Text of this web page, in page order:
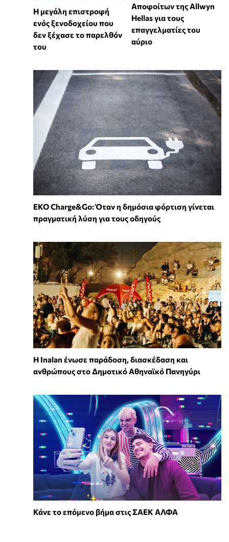
Η μεγάλη επιστροφή
ενός ξενοδοχείου που
δεν ξέχασε το παρελθόν
του
Αποφοίτων της Allwyn
Hellas για τους
επαγγελματίες του
αύριο
EKO Charge&Go: Όταν η δημόσια φόρτιση γίνεται
πραγματική λύση για τους οδηγούς
Η Inalan ένωσε παράδοση, διασκέδαση και
ανθρώπους στο Δημοτικό Αθηναϊκό Πανηγύρι
Κάνε το επόμενο βήμα στις ΣΑΕΚ ΑΛΦΑ